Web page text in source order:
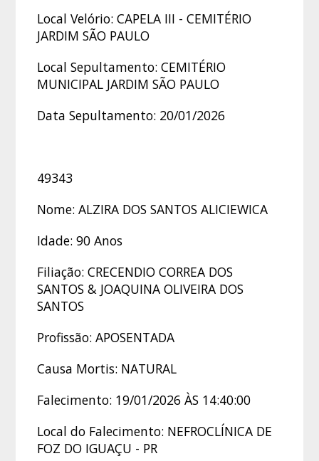
Local Velório: CAPELA III - CEMITÉRIO
JARDIM SÃO PAULO
Local Sepultamento: CEMITÉRIO
MUNICIPAL JARDIM SÃO PAULO
Data Sepultamento: 20/01/2026
49343
Nome: ALZIRA DOS SANTOS ALICIEWICA
Idade: 90 Anos
Filiação: CRECENDIO CORREA DOS
SANTOS & JOAQUINA OLIVEIRA DOS
SANTOS
Profissão: APOSENTADA
Causa Mortis: NATURAL
Falecimento: 19/01/2026 ÀS 14:40:00
Local do Falecimento: NEFROCLÍNICA DE
FOZ DO IGUAÇU - PR